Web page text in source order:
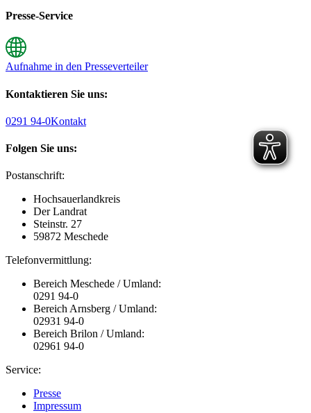
Presse-Service
Aufnahme in den Presseverteiler
Kontaktieren Sie uns:
0291 94-0Kontakt
Folgen Sie uns:
Postanschrift:
Hochsauerlandkreis
Der Landrat
Steinstr. 27
59872 Meschede
Telefonvermittlung:
Bereich Meschede / Umland:
0291 94-0
Bereich Arnsberg / Umland:
02931 94-0
Bereich Brilon / Umland:
02961 94-0
Service:
Presse
Impressum